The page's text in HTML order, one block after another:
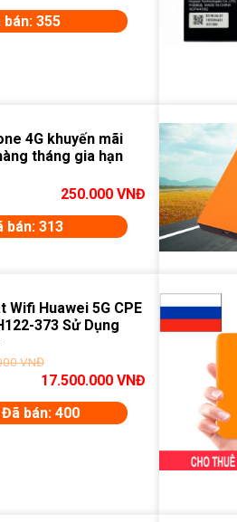
bán: 355
4G khuyến mãi
tháng gia hạn
250.000VNĐ
bán: 313
Wifi Huawei 5G CPE
373 Sử Dụng
VNĐ
17.500.000VNĐ
Đã bán: 400